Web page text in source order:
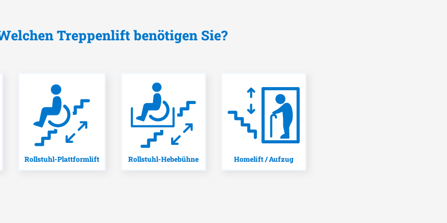
Treppenlift benötigen Sie?
Rollstuhl-Plattformlift Rollstuhl-Hebebühne Homelift / Aufzug